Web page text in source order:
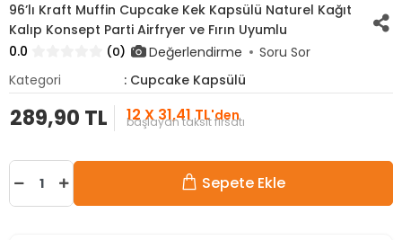
96’lı Kraft Muffin Cupcake Kek Kapsülü Naturel Kağıt
Kalıp Konsept Parti Airfryer ve Fırın Uyumlu
0.0
(0) Değerlendirme
Soru Sor
Kategori
: Cupcake Kapsülü
289,90 TL 12 X 31,41 TL'den
başlayan taksit fırsatı
Sepete Ekle